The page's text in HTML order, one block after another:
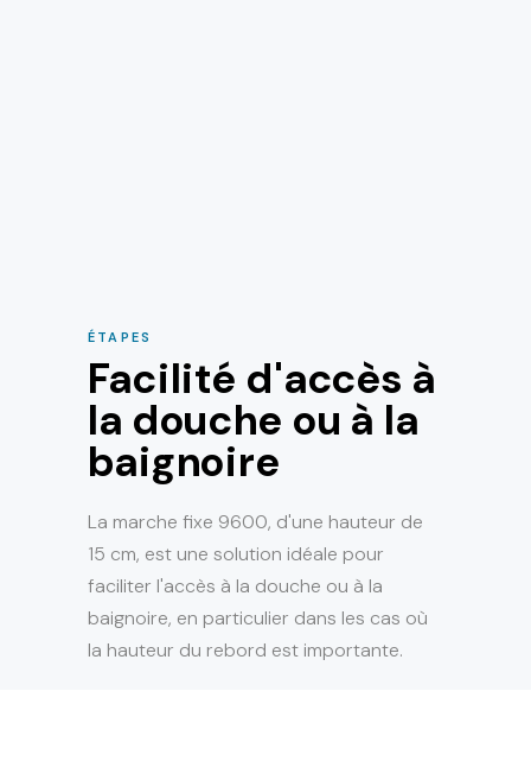
ÉTAPES
Facilité d'accès à
la douche ou à la
baignoire
La marche fixe 9600, d'une hauteur de
15 cm, est une solution idéale pour
faciliter l'accès à la douche ou à la
baignoire, en particulier dans les cas où
la hauteur du rebord est importante.